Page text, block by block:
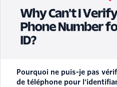
Pourquoi ne puis-je pas
de téléphone pour